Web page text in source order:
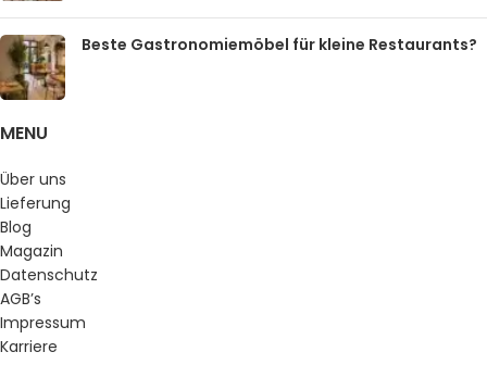
Beste Gastronomiemöbel für kleine Restaurants?
MENU
Über uns
Lieferung
Blog
Magazin
Datenschutz
AGB’s
Impressum
Karriere